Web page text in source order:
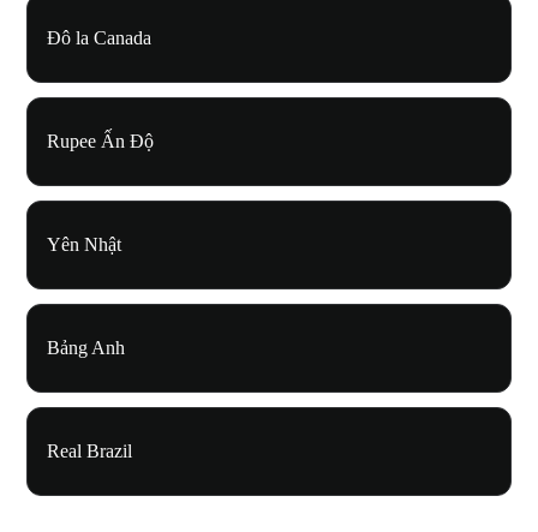
Đô la Canada
Rupee Ấn Độ
Yên Nhật
Bảng Anh
Real Brazil